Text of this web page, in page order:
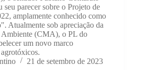
seu parecer sobre o Projeto de
amplamente conhecido como
Atualmente sob apreciação da
Ambiente (CMA), o PL do
um novo marco
21 de setembro de 2023